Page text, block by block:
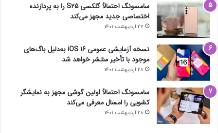
سامسونگ احتمالاً گلکسی S25 را به پردازنده
اختصاصی جدید مجهز می‌کند
27 اردیبهشت 1401
نسخه آزمایشی عمومی iOS 16 به‌دلیل باگ‌های
موجود با تأخیر منتشر خواهد شد
28 اردیبهشت 1401
سامسونگ احتمالاً اولین گوشی مجهز به نمایشگر
کشویی را امسال معرفی می‌کند
28 اردیبهشت 1401